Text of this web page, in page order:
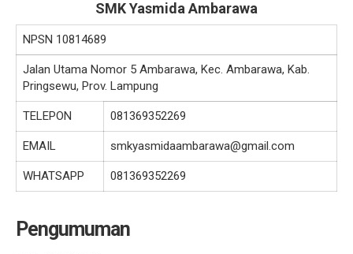
SMK Yasmida Ambarawa
NPSN 10814689
Jalan Utama Nomor 5 Ambarawa, Kec. Ambarawa, Kab.
Pringsewu, Prov. Lampung
TELEPON 081369352269
EMAIL smkyasmidaambarawa@gmail.com
WHATSAPP 081369352269
Pengumuman